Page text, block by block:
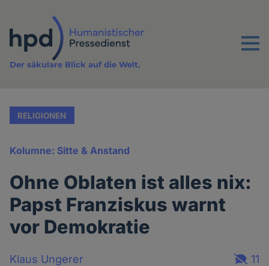
Inhalt
Menu
Der säkulare Blick auf die Welt.
RELIGIONEN
Kolumne: Sitte & Anstand
Ohne Oblaten ist alles nix:
Papst Franziskus warnt
vor Demokratie
Klaus Ungerer
11